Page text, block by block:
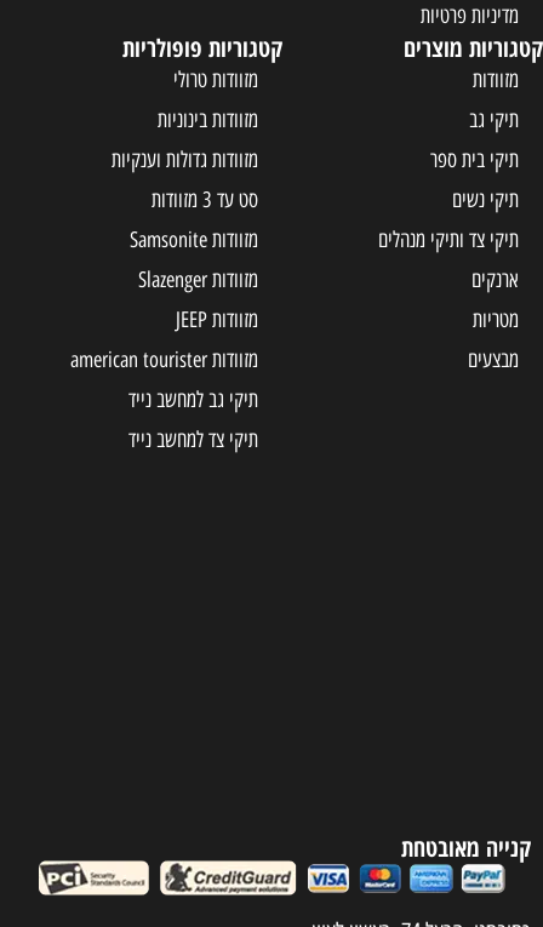
מדיניות פרטיות
קטגוריות מוצרים
מזוודות
תיקי גב
תיקי בית ספר
תיקי נשים
תיקי צד ותיקי מנהלים
ארנקים
מטריות
מבצעים
קטגוריות פופולריות
מזוודות טרולי
מזוודות בינוניות
מזוודות גדולות וענקיות
סט עד 3 מזוודות
מזוודות Samsonite
מזוודות Slazenger
מזוודות JEEP
מזוודות american tourister
תיקי גב למחשב נייד
תיקי צד למחשב נייד
קנייה מאובטחת